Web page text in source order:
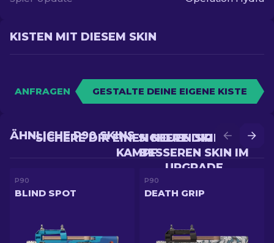
KISTEN MIT DIESEM SKIN
ANFRAGEN GESTALTE DEINE EIGENE KISTE
SICHERE DIR EINEN
BESSEREN SKIN IM
UPGRADE
SICHERE DIR EINEN NEUEN SKIN IM
KAMPF
ÄHNLICHE P90 SKINS
P90
BLIND SPOT
P90
DEATH GRIP